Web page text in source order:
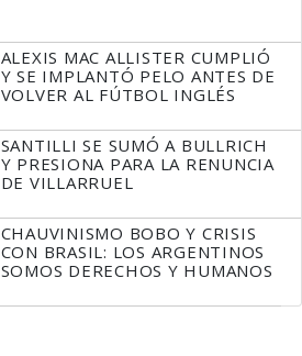
ALEXIS MAC ALLISTER CUMPLIÓ
Y SE IMPLANTÓ PELO ANTES DE
VOLVER AL FÚTBOL INGLÉS
SANTILLI SE SUMÓ A BULLRICH
Y PRESIONA PARA LA RENUNCIA
DE VILLARRUEL
CHAUVINISMO BOBO Y CRISIS
CON BRASIL: LOS ARGENTINOS
SOMOS DERECHOS Y HUMANOS